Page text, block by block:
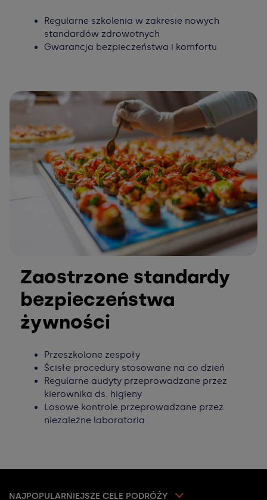
Regularne szkolenia w zakresie nowych
standardów zdrowotnych
Gwarancja bezpieczeństwa i komfortu
Zaostrzone standardy
bezpieczeństwa
żywności
Przeszkolone zespoły
Ścisłe procedury stosowane na co dzień
Regularne audyty przeprowadzane przez
kierownika ds. higieny
Losowe kontrole przeprowadzane przez
niezależne laboratoria
NAJPOPULARNIEJSZE CELE PODRÓŻY
Conditions générales de vente